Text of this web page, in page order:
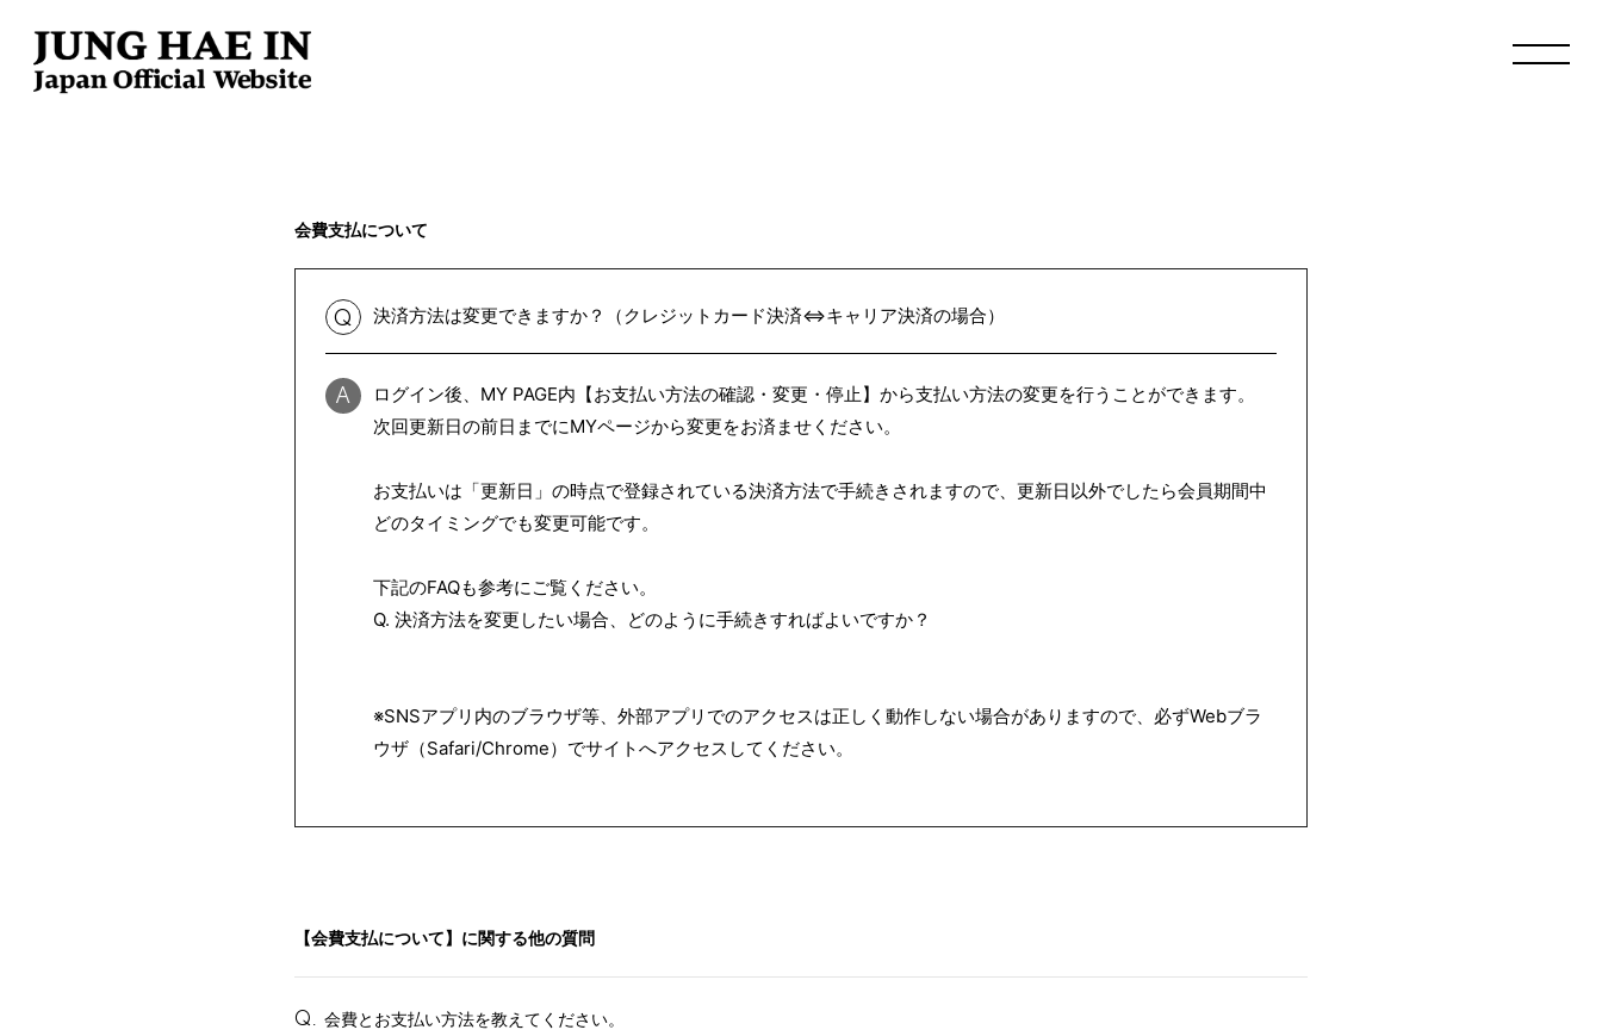
会費支払について
Q 決済方法は変更できますか？（クレジットカード決済⇔キャリア決済の場合）
A
ログイン後、MY PAGE内【お支払い方法の確認・変更・停止】から支払い方法の変更を行うことができます。
次回更新日の前日までにMYページから変更をお済ませください。
お支払いは「更新日」の時点で登録されている決済方法で手続きされますので、更新日以外でしたら会員期間中
どのタイミングでも変更可能です。
下記のFAQも参考にご覧ください。
Q. 決済方法を変更したい場合、どのように手続きすればよいですか？
※SNSアプリ内のブラウザ等、外部アプリでのアクセスは正しく動作しない場合がありますので、必ずWebブラ
ウザ（Safari/Chrome）でサイトへアクセスしてください。
【会費支払について】に関する他の質問
Q. 会費とお支払い方法を教えてください。